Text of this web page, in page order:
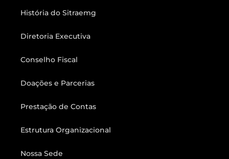
História do Sitraemg
Diretoria Executiva
Conselho Fiscal
Doações e Parcerias
Prestação de Contas
Estrutura Organizacional
Nossa Sede